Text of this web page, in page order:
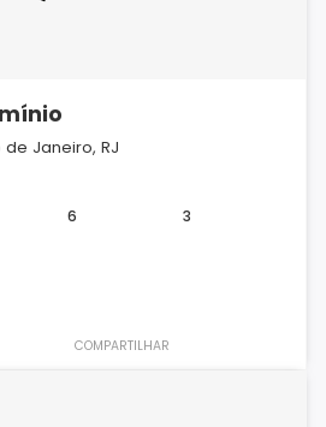
Janeiro, RJ
6 3
COMPARTILHAR